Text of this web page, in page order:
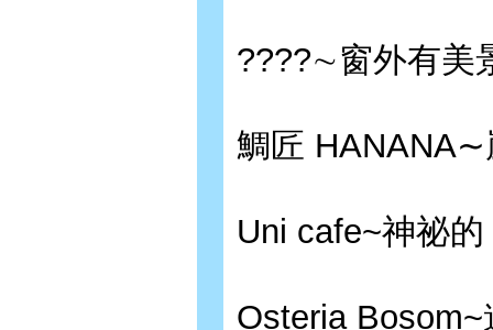
????∼窗外有美
鯛匠 HANANA∼
Uni cafe~神祕
Osteria